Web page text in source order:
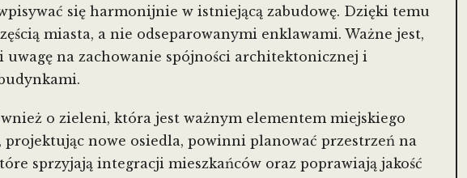
się harmonijnie w istniejącą zabudowę. Dzięki temu
miasta, a nie odseparowanymi enklawami. Ważne jest,
uwagę na zachowanie spójności architektonicznej i
o zieleni, która jest ważnym elementem miejskiego
projektując nowe osiedla, powinni planować przestrzeń na
sprzyjają integracji mieszkańców oraz poprawiają jakość